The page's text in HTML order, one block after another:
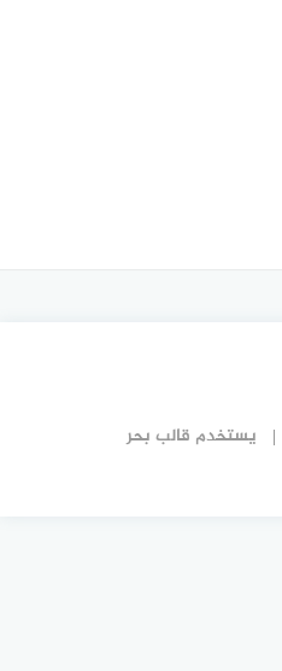
يستخدم قالب بحر